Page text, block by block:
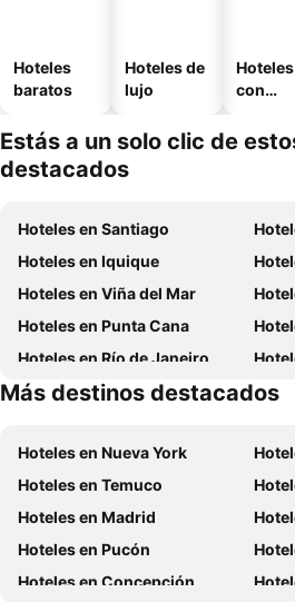
Hoteles
baratos
Hoteles de
lujo
Hoteles
con
Estás a un solo clic de
destacados
Hoteles en Santiago
Hoteles en Iquique
Hoteles en Viña del Mar
Hoteles en Punta Cana
Hoteles en Río de Janeiro
Hoteles en Brasil
Más destinos destacados
Hoteles en Nueva York
Hoteles en Temuco
Hoteles en Madrid
Hoteles en Pucón
Hoteles en Concepción